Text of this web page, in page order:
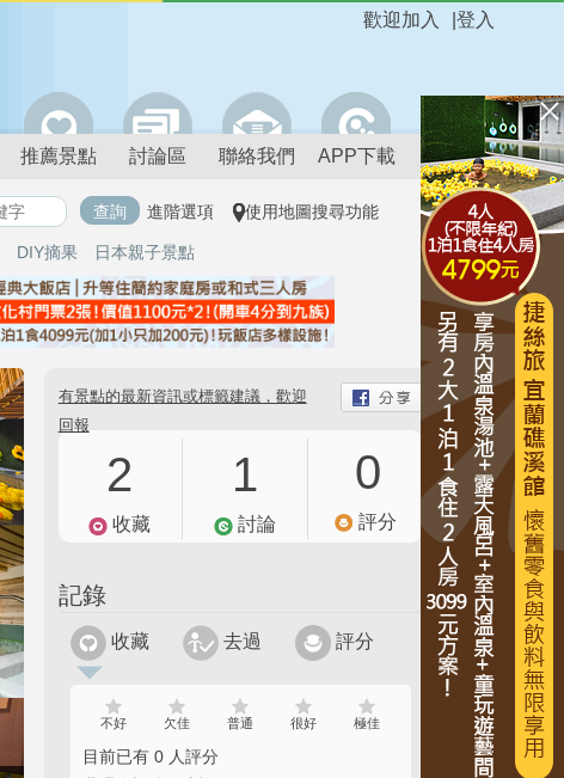
登入
歡迎加入
推薦景點 討論區 聯絡我們 APP下載
進階選項 使用地圖搜尋功能
DIY摘果 日本親子景點
有景點的最新資訊或標籤建議，歡迎
回報
2
收藏
1
討論
0
評分
記錄
收藏 去過 評分
不好 欠佳 普通 很好 極佳
目前已有 0 人評分